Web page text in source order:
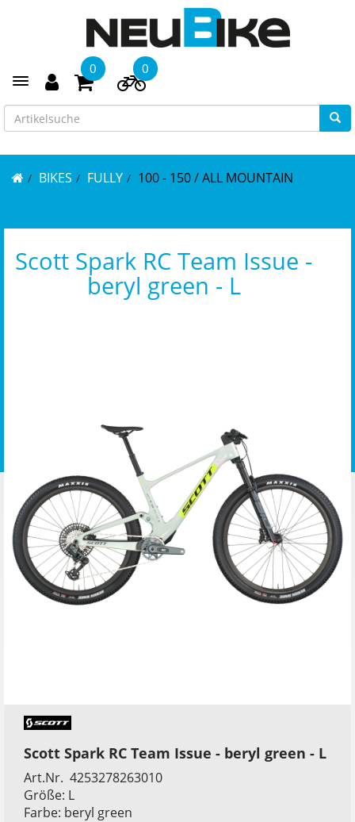
Toggle navigation
0 0
BIKES FULLY 100 - 150 / ALL MOUNTAIN
Scott Spark RC Team Issue -
beryl green - L
Scott Spark RC Team Issue - beryl green - L
Art.Nr. 4253278263010
Größe: L
Farbe: beryl green